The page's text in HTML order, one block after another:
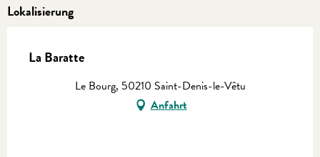
Lokalisierung
La Baratte
Le Bourg, 50210 Saint-Denis-le-Vêtu
Anfahrt